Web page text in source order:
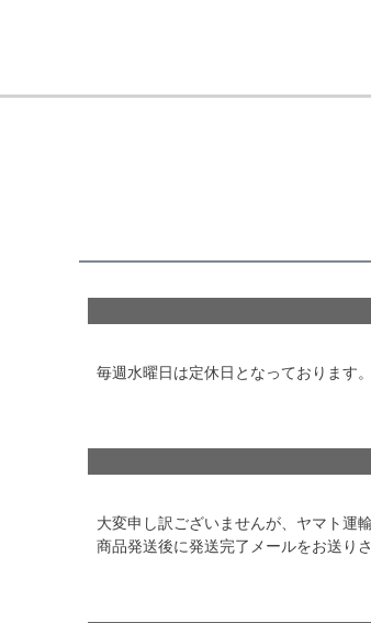
毎週水曜日は定休日となっております
大変申し訳ございませんが、ヤマト運
商品発送後に発送完了メールをお送り